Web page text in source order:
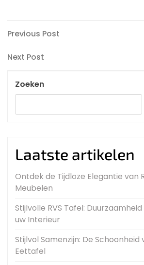
Bericht
navigatie
Previous
Previous Post
Next
Next Post
Zoeken
Laatste artikelen
Ontdek de Tijdloze Elegantie van
Meubelen
Stijlvolle RVS Tafel:
uw Interieur
Stijlvol Samenzijn: De Schoonheid
Eettafel